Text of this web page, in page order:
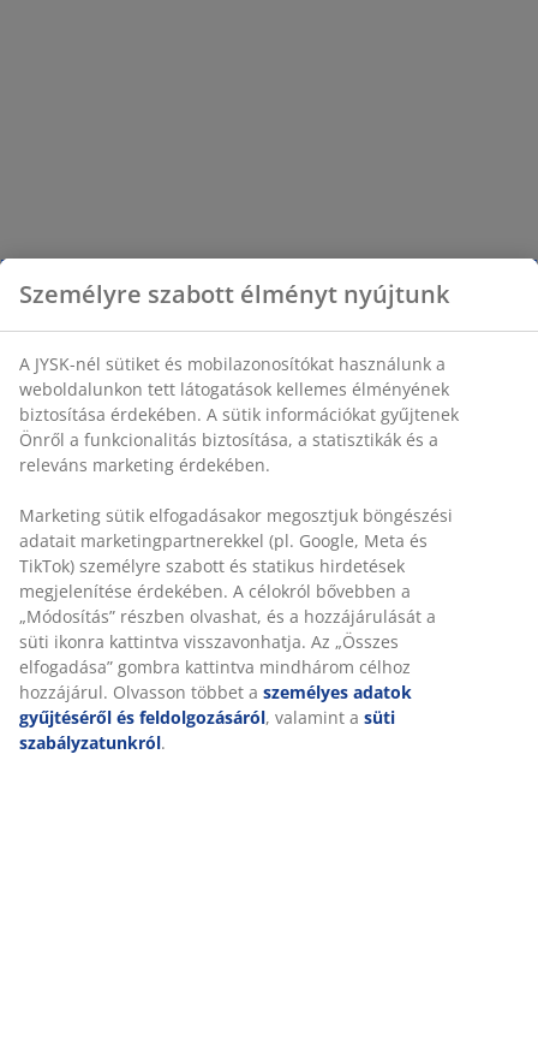
Személyre szabott élményt nyújtunk
A JYSK-nél sütiket és mobilazonosítókat használunk a
weboldalunkon tett látogatások kellemes élményének
biztosítása érdekében. A sütik információkat gyűjtenek
Önről a funkcionalitás biztosítása, a statisztikák és a
releváns marketing érdekében.
Marketing sütik elfogadásakor megosztjuk böngészési
adatait marketingpartnerekkel (pl. Google, Meta és
TikTok) személyre szabott és statikus hirdetések
megjelenítése érdekében. A célokról bővebben a
„Módosítás” részben olvashat, és a hozzájárulását a
süti ikonra kattintva visszavonhatja. Az „Összes
elfogadása” gombra kattintva mindhárom célhoz
hozzájárul. Olvasson többet a személyes adatok
gyűjtéséről és feldolgozásáról, valamint a süti
szabályzatunkról.